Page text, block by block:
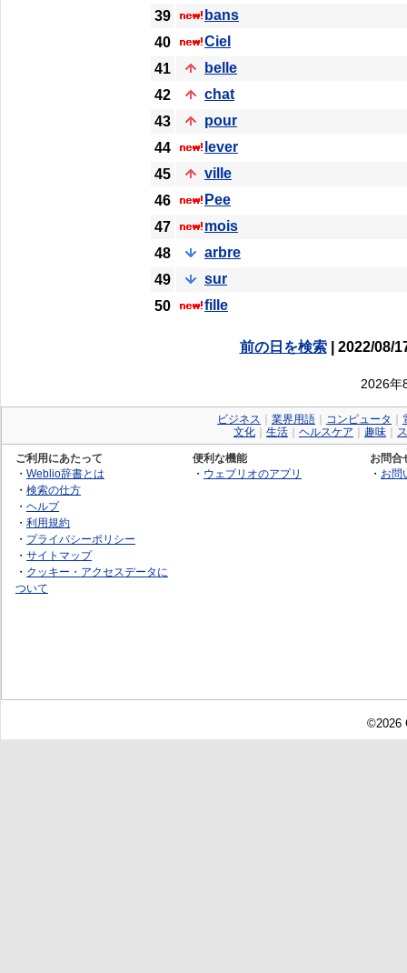
39
bans
40
Ciel
41
belle
42
chat
43
pour
44
lever
45
ville
46
Pee
47
mois
48
arbre
49
sur
50
fille
前の日を検索| 2022/08/
2026年
ビジネス 業界用語 コンピュータ
文化
生活 ヘルスケア 趣味
ご利用にあたって
・ Weblio辞書とは
・ 検索の仕方
・ ヘルプ
・ 利用規約
・ プライバシーポリシー
・ サイトマップ
・ クッキー・アクセスデータに
ついて
便利な機能
・ ウェブリオのアプリ
お問合
・ お問
©2026